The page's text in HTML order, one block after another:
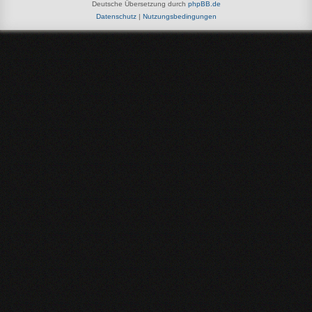
Deutsche Übersetzung durch phpBB.de
Datenschutz| Nutzungsbedingungen